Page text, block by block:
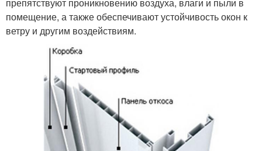
помещение, а также обеспечивают устойчивость окон к
ветру и другим воздействиям.